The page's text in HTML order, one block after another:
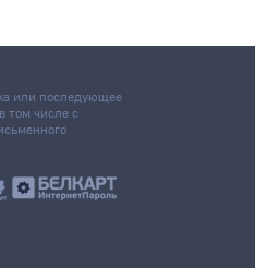
или последующее
том числе с